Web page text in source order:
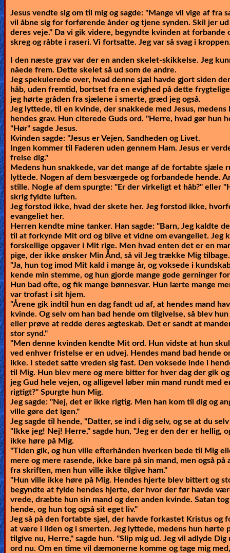
Jesus vendte sig om til mig og sagde: "Mange vil vige af fra
vil åbne sig for forførende ånder og tjene synden. Skil jer
deres veje." Da vi gik videre, begyndte kvinden at forbande
skreg og råbte i raseri. Vi fortsatte. Jeg var så svag i
I den næste grav var der en anden skelet-skikkelse. Jeg
nåede frem. Dette skelet så ud som de andre.
Jeg spekulerede over, hvad denne sjæl havde gjort siden
håb, uden fremtid, bortset fra en evighed på dette
jeg hørte gråden fra sjælene i smerte, græd jeg også.
Jeg lyttede, til en kvinde, der snakkede med Jesus,
hendes grav. Hun citerede Guds ord. "Herre, hvad gør hun
"Hør" sagde Jesus.
Kvinden sagde: "Jesus er Vejen, Sandheden og Livet.
Ingen kommer til Faderen uden gennem Ham. Jesus er
frelse dig."
Medens hun snakkede, var det mange af de fortabte sjæle
lyttede. Nogen af dem besværgede og forbandede hende.
stille. Nogle af dem spurgte: "Er der virkeligt et håb?" eller
skrig fyldte luften.
Jeg forstod ikke, hvad der skete her. Jeg forstod ikke,
evangeliet her.
Herren kendte mine tanker. Han sagde: "Barn, Jeg kaldte
til at forkynde Mit ord og blive et vidne om evangeliet. Jeg
forskellige opgaver i Mit rige. Men hvad enten det er en
pige, der ikke ønsker Min Ånd, så vil Jeg trække Mig tilbage.
"Ja, hun tog imod Mit kald i mange år, og voksede i
kende min stemme, og hun gjorde mange gode gerninger
Hun bad ofte, og fik mange bønnesvar. Hun lærte mange
var trofast i sit hjem.
"Årene gik indtil hun en dag fandt ud af, at hendes mand
kvinde. Og selv om han bad hende om tilgivelse, så blev
eller prøve at redde deres ægteskab. Det er sandt at
stor synd."
"Men denne kvinden kendte Mit ord. Hun vidste at hun
ved enhver fristelse er en udvej. Hendes mand bad hende
ikke. I stedet satte vreden sig fast. Den voksede inde i
til Mig. Hun blev mere og mere bitter for hver dag der gik
jeg Gud hele vejen, og alligevel løber min mand rundt med
rigtigt?" Spurgte hun Mig.
Jeg sagde: "Nej, det er ikke rigtig. Men han kom til dig og
ville gøre det igen."
Jeg sagde til hende, "Datter, se ind i dig selv, og se at du
"Ikke jeg! Nej! Herre," sagde hun, "Jeg er den der er hellig,
ikke høre på Mig.
"Tiden gik, og hun ville efterhånden hverken bede til Mig
mere og mere rasende, ikke bare på sin mand, men også
fra skriften, men hun ville ikke tilgive ham."
"Hun ville ikke høre på Mig. Hendes hjerte blev bittert og
begyndte at fylde hendes hjerte, der hvor der før havde
vrede, dræbte hun sin mand og den anden kvinde. Satan
hende, og hun tog også sit eget liv."
Jeg så på den fortabte sjæl, der havde forkastet Kristus og
at være i ilden og i smerten. Jeg lyttede, medens hun hørte
tilgive nu, Herre," sagde hun. "Slip mig ud. Jeg vil adlyde
ord nu. Om en time vil dæmonerne komme og tage mig